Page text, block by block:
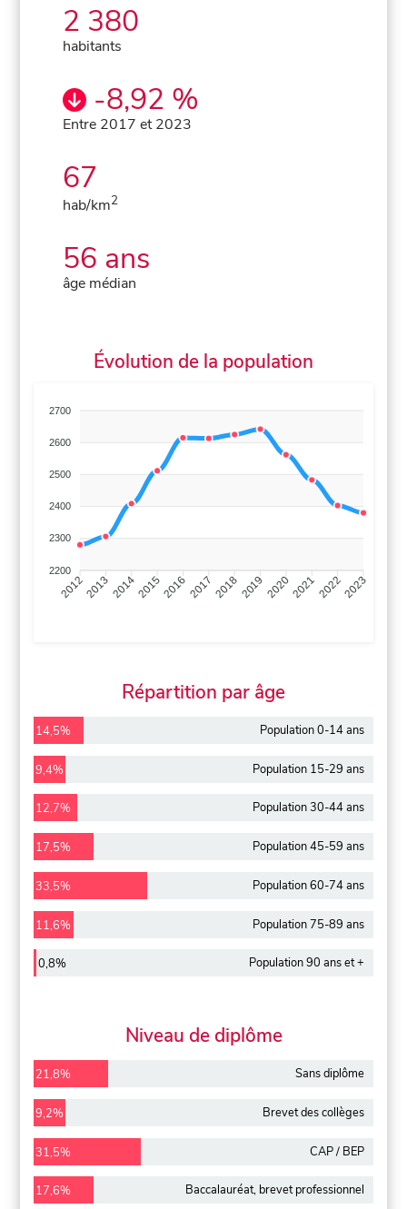
2 380
habitants
-8,92 %
Entre 2017 et 2023
67
hab/km2
56 ans
âge médian
Évolution de la population
2700
2600
2500
2400
2300
2200
201220132014201520162017 20182019 2020202120222023
Répartition par âge
14,5% Population 0-14 ans
9,4% Population 15-29 ans
12,7% Population 30-44 ans
17,5% Population 45-59 ans
33,5% Population 60-74 ans
11,6% Population 75-89 ans
0,8% Population 90 ans et +
Niveau de diplôme
21,8% Sans diplôme
9,2% Brevet des collèges
31,5% CAP / BEP
17,6% Baccalauréat, brevet professionnel